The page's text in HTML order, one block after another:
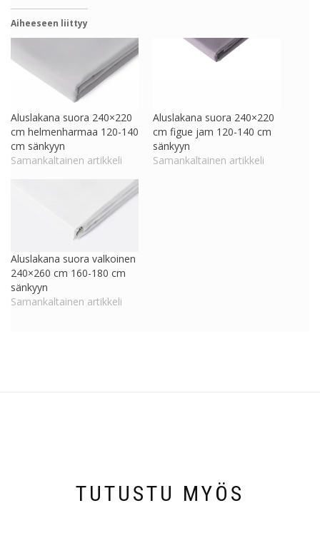
Aiheeseen liittyy
Aluslakana suora 240×220
cm helmenharmaa 120-140
cm sänkyyn
Samankaltainen artikkeli
Aluslakana suora 240×220
cm figue jam 120-140 cm
sänkyyn
Samankaltainen artikkeli
Aluslakana suora valkoinen
240×260 cm 160-180 cm
sänkyyn
Samankaltainen artikkeli
TUTUSTU MYÖS